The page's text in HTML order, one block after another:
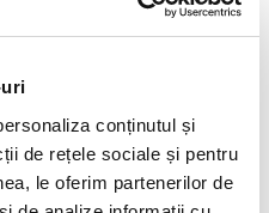
conținutul și
de rețele sociale și pentru
le oferim partenerilor de
nr. 55/2013 aduce
nr. 93/2012 privind
Autoritatii de
al prezentei ordonante de